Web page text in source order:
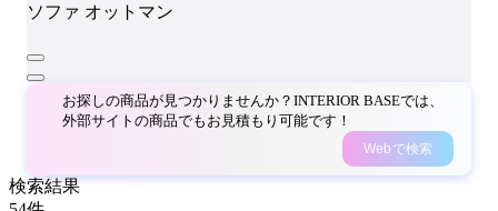
ソファ オットマン
お探しの商品が見つかりませんか？INTERIOR BASEでは、
外部サイトの商品でもお見積もり可能です！
Webで検索
検索結果